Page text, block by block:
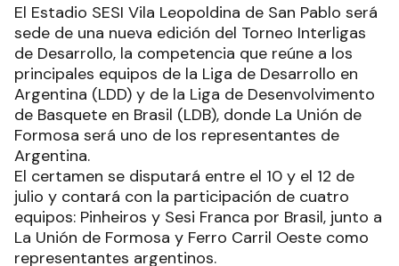
El Estadio SESI Vila Leopoldina de San Pablo será
sede de una nueva edición del Torneo Interligas
de Desarrollo, la competencia que reúne a los
principales equipos de la Liga de Desarrollo en
Argentina (LDD) y de la Liga de Desenvolvimento
de Basquete en Brasil (LDB), donde La Unión de
Formosa será uno de los representantes de
Argentina.
El certamen se disputará entre el 10 y el 12 de
julio y contará con la participación de cuatro
equipos: Pinheiros y Sesi Franca por Brasil, junto a
La Unión de Formosa y Ferro Carril Oeste como
representantes argentinos.